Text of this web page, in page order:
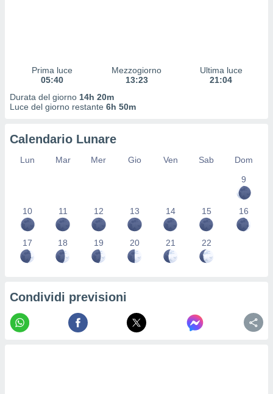
delle
dei
degli
Prima luce
05:40
Mezzogiorno
13:23
Ultima luce
21:04
Durata del giorno 14h 20m
Luce del giorno restante 6h 50m
Calendario Lunare
Lun Mar Mer Gio Ven Sab
Dom
9
10 11 12 13 14 15 16
17 18 19 20 21 22
Condividi previsioni